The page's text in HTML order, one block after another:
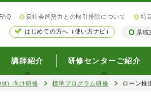
FAQ 反社会的勢力との取引排除について 特
はじめての方へ（使い方ナビ） 県域
講師紹介 研修センターご紹介
）向け研修 標準プログラム研修 ローン推